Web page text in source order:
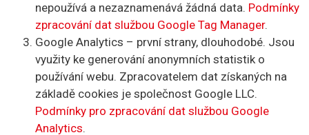
nepoužívá a nezaznamenává žádná data. Podmínky
zpracování dat službou Google Tag Manager.
Google Analytics – první strany, dlouhodobé. Jsou
využity ke generování anonymních statistik o
používání webu. Zpracovatelem dat získaných na
základě cookies je společnost Google LLC.
Podmínky pro zpracování dat službou Google
Analytics.